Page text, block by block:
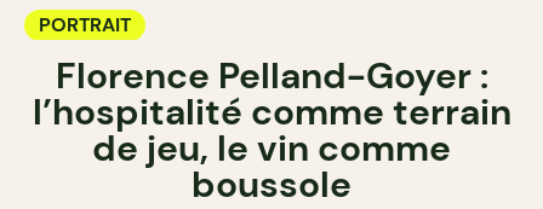
PORTRAIT
Florence Pelland-Goyer :
l’hospitalité comme terrain
de jeu, le vin comme
boussole